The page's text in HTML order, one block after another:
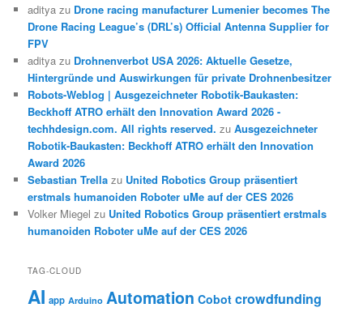
aditya zu Drone racing manufacturer Lumenier becomes The
Drone Racing League’s (DRL’s) Official Antenna Supplier for
FPV
aditya zu Drohnenverbot USA 2026: Aktuelle Gesetze,
Hintergründe und Auswirkungen für private Drohnenbesitzer
Robots-Weblog | Ausgezeichneter Robotik-Baukasten:
Beckhoff ATRO erhält den Innovation Award 2026 -
techhdesign.com. All rights reserved. zuAusgezeichneter
Robotik-Baukasten: Beckhoff ATRO erhält den Innovation
Award 2026
Sebastian Trella zu United Robotics Group präsentiert
erstmals humanoiden Roboter uMe auf der CES 2026
Volker Miegel zu United Robotics Group präsentiert erstmals
humanoiden Roboter uMe auf der CES 2026
TAG-CLOUD
AI app Arduino Automation Cobot crowdfunding